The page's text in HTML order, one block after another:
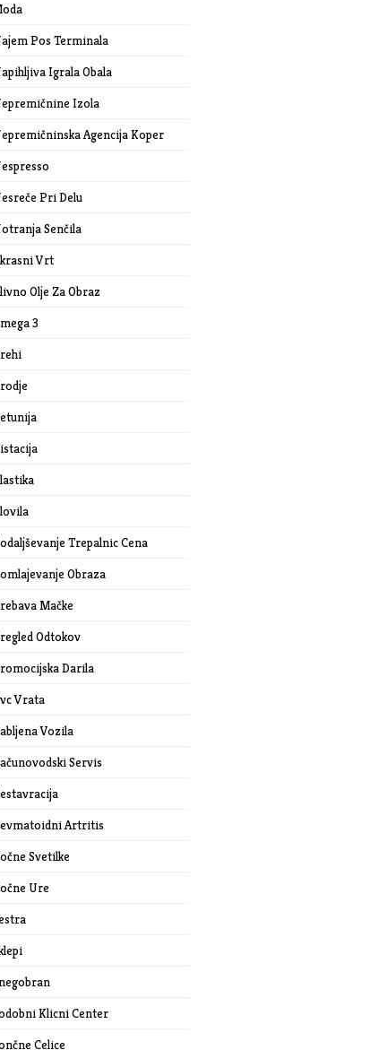
Pos Terminala
Igrala Obala
Izola
Agencija Koper
Pri Delu
Senčila
Vrt
Olje Za Obraz
3
Trepalnic Cena
Obraza
Mačke
Odtokov
Darila
Vrata
Vozila
Servis
Artritis
Svetilke
Ure
Klicni Center
Celice